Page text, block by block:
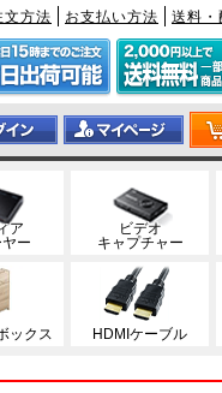
文方法 お支払い方法 送料・
ア
ー
ビデオ
キャプチャー
ックス HDMIケーブル